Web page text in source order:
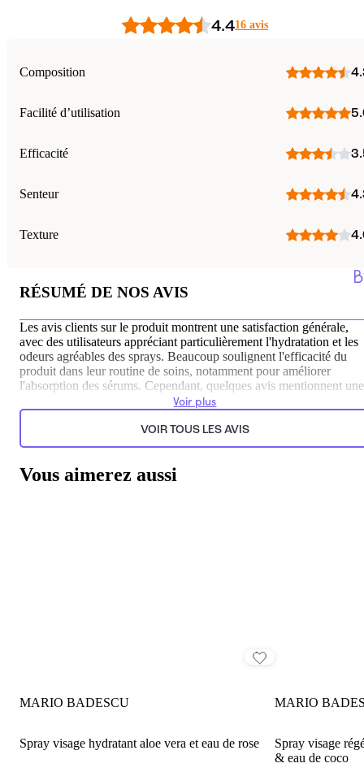
4.416 avis
Composition
Facilité d’utilisation
Efficacité
Senteur
Texture
RÉSUMÉ DE NOS AVIS
Les avis clients sur le produit montrent une satisfaction générale,
avec des utilisateurs appréciant particulièrement l'hydratation et les
odeurs agréables des sprays. Beaucoup soulignent l'efficacité du
produit dans leur routine de soins, notamment pour améliorer
l'absorption des sérums. Cependant, quelques avis mentionnent une
absence d'actions concrètes sur la peau, ce qui reflète des
perceptions variées sur l'efficacité du produit.
Voir plus
VOIR TOUS LES AVIS
Vous aimerez aussi
MARIO BADESCU
Spray visage hydratant aloe vera et eau de rose
MARIO
Spray visage
& eau de coco